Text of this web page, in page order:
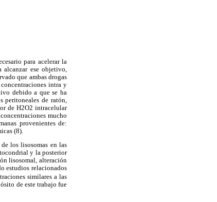
para acelerar la
ese objetivo,
que ambas drogas
intra y
debido a que se ha
de ratón,
de H2O2 intracelular
mucho
provenientes de:
(8).
los lisosomas en las
y la posterior
lisosomal, alteración
estudios relacionados
similares a las
de este trabajo fue